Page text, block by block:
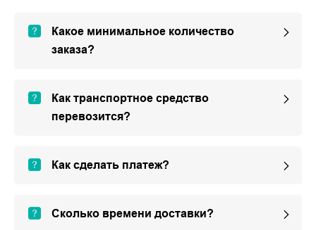
Какое минимальное количество
заказа?
Как транспортное средство
перевозится?
Как сделать платеж?
Сколько времени доставки?